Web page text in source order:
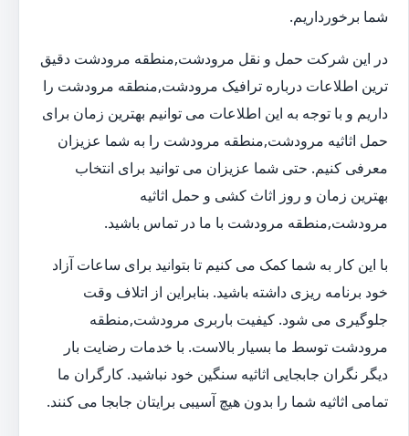
شما برخورداریم.
در این شرکت حمل و نقل مرودشت,منطقه مرودشت دقیق
ترین اطلاعات درباره ترافیک مرودشت,منطقه مرودشت را
داریم و با توجه به این اطلاعات می توانیم بهترین زمان برای
حمل اثاثیه مرودشت,منطقه مرودشت را به شما عزیزان
معرفی کنیم. حتی شما عزیزان می توانید برای انتخاب
بهترین زمان و روز اثاث کشی و حمل اثاثیه
مرودشت,منطقه مرودشت با ما در تماس باشید.
با این کار به شما کمک می کنیم تا بتوانید برای ساعات آزاد
خود برنامه ریزی داشته باشید. بنابراین از اتلاف وقت
جلوگیری می شود. کیفیت باربری مرودشت,منطقه
مرودشت توسط ما بسیار بالاست. با خدمات رضایت بار
دیگر نگران جابجایی اثاثیه سنگین خود نباشید. کارگران ما
تمامی اثاثیه شما را بدون هیچ آسیبی برایتان جابجا می کنند.